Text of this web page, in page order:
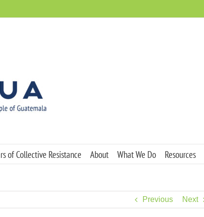
of Collective Resistance About What We Do Resources
Previous Next